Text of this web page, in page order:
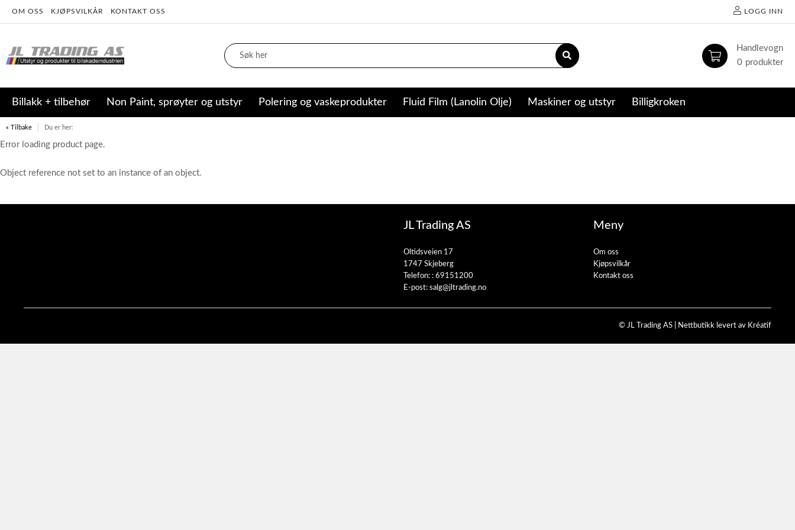
OM OSS KJØPSVILKÅR KONTAKT OSS LOGG INN
0
Billakk + tilbehør Non Paint, sprøyter og utstyr Polering og vaskeprodukter Fluid Film (Lanolin Olje) Maskiner og utstyr Billigkroken
« Tilbake Du er her:
Error loading product page.
Object reference not set to an instance of an object.
JL Trading AS
Oltidsveien 17
1747 Skjeberg
Telefon: : 69151200
E-post: salg@jltrading.no
Meny
Om oss
Kjøpsvilkår
Kontakt oss
© JL Trading AS | Nettbutikk levert av Kréatif